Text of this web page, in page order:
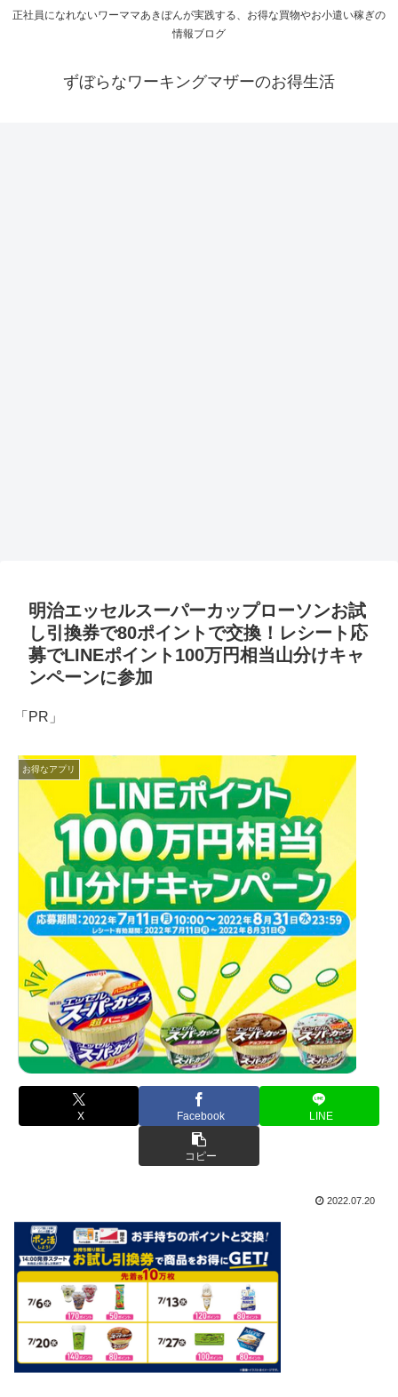
正社員になれないワーママあきぽんが実践する、お得な買物やお小遣い稼ぎの
情報ブログ
ずぼらなワーキングマザーのお得生活
明治エッセルスーパーカップローソンお試
し引換券で80ポイントで交換！レシート応
募でLINEポイント100万円相当山分けキャ
ンペーンに参加
「PR」
お得なアプリ
X Facebook LINE
コピー
2022.07.20